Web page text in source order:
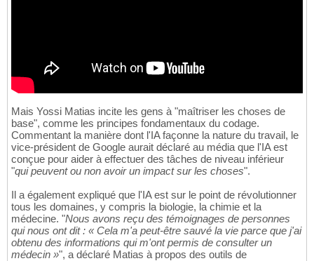
Mais Yossi Matias incite les gens à "maîtriser les choses de
base", comme les principes fondamentaux du codage.
Commentant la manière dont l'IA façonne la nature du travail, le
vice-président de Google aurait déclaré au média que l'IA est
conçue pour aider à effectuer des tâches de niveau inférieur
"qui peuvent ou non avoir un impact sur les choses".
Il a également expliqué que l'IA est sur le point de révolutionner
tous les domaines, y compris la biologie, la chimie et la
médecine. "Nous avons reçu des témoignages de personnes
qui nous ont dit : « Cela m'a peut-être sauvé la vie parce que j'ai
obtenu des informations qui m'ont permis de consulter un
médecin »", a déclaré Matias à propos des outils de